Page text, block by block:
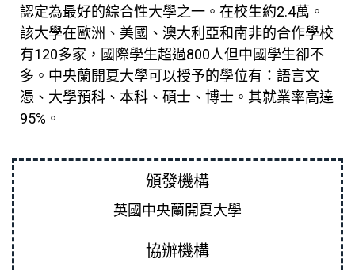
認定為最好的綜合性大學之一。在校生約2.4萬。
該大學在歐洲、美國、澳大利亞和南非的合作學校
有120多家，國際學生超過800人但中國學生卻不
多。 中央蘭開夏大學可以授予的學位有：語言文
憑、大學預科、本科、碩士、博士。其就業率高達
95%。
頒發機構
英國中央蘭開夏大學
協辦機構